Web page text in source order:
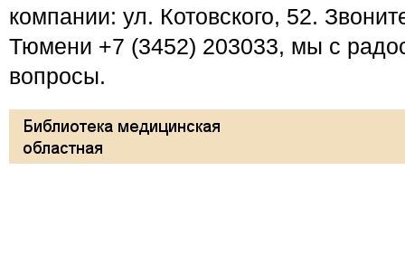
компании: ул. Котовского, 52.
Тюмени +7 (3452) 203033, мы с
вопросы.